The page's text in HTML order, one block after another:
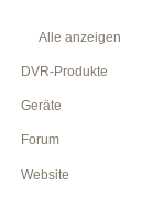
Alle anzeigen
DVR-Produkte
Geräte
Forum
Website